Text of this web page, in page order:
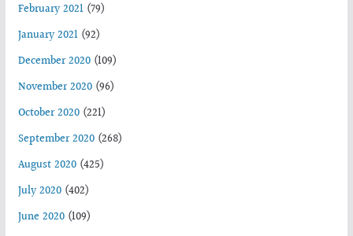
February 2021(79)
January 2021(92)
December 2020(109)
November 2020(96)
October 2020(221)
September 2020(268)
August 2020(425)
July 2020(402)
June 2020(109)